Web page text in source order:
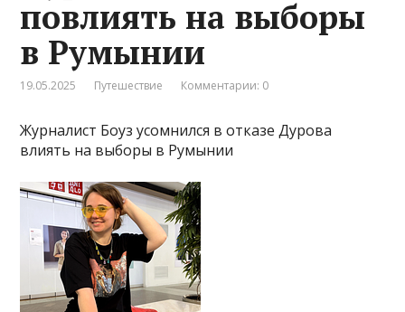
повлиять на выборы
в Румынии
19.05.2025 Путешествие Комментарии: 0
Журналист Боуз усомнился в отказе Дурова
влиять на выборы в Румынии